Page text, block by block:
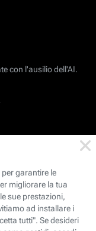
con l'ausilio dell'AI.